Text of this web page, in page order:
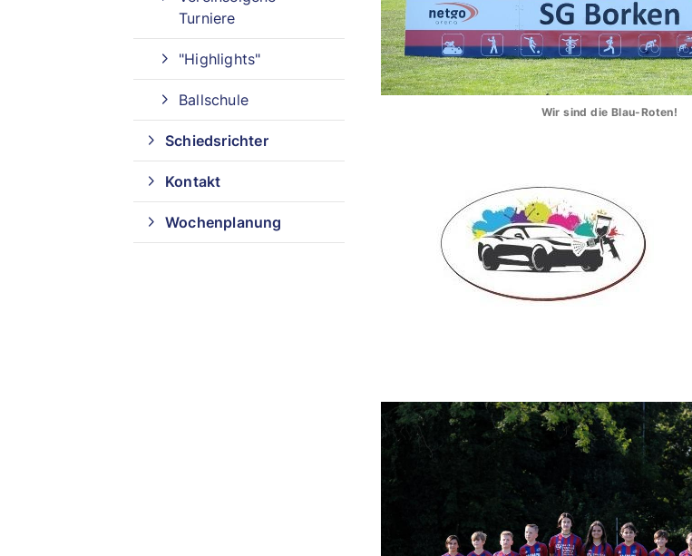
Wir sind die Blau-Roten!
Turniere
"Highlights"
Ballschule
Schiedsrichter
Kontakt
Wochenplanung